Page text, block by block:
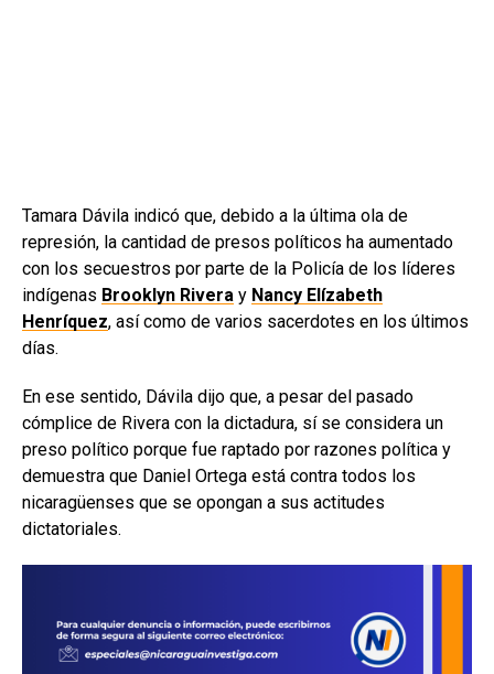
Tamara Dávila indicó que, debido a la última ola de
represión, la cantidad de presos políticos ha aumentado
con los secuestros por parte de la Policía de los líderes
indígenas Brooklyn Rivera y Nancy Elízabeth
Henríquez, así como de varios sacerdotes en los últimos
días.
En ese sentido, Dávila dijo que, a pesar del pasado
cómplice de Rivera con la dictadura, sí se considera un
preso político porque fue raptado por razones política y
demuestra que Daniel Ortega está contra todos los
nicaragüenses que se opongan a sus actitudes
dictatoriales.